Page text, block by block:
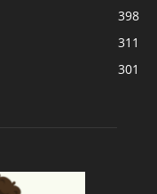
398
311
301